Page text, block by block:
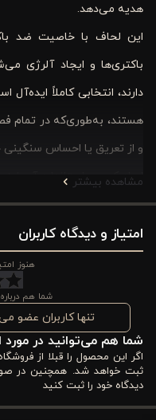
هدیه می‌دهد.
این لحاف با خاصیت ضد
باکتری‌ها و ایجاد آلرژی
دارند، انتخابی کاملاً
هستند، به‌طوری‌که در تمام
و از تعریق یا احساس
ابعاد کویین استاندارد آن
دو نفره و اتاق‌های مدرن
می‌تواند گزینه‌ای شیک و
کیفیت خواب را به شکل
مزایاي لحاف دونفره
ضد باکتری و ضد
دارند و به بهداشت خواب
پارچه غنی شده با آلوئه‌
فراهم می‌کند.
سبک و گرم: تجربه‌ای
ابعاد استاندارد کویین:
مشاهده بیشتر
امتیاز و دیدگاه کاربران
هنوز
شما هم
تنها کاربران عضو
شما هم می‌توانید در مورد
اگر این محصول را قبلا از
ثبت خواهد شد. همچنین در
دیدگاه خود را ثبت کنید